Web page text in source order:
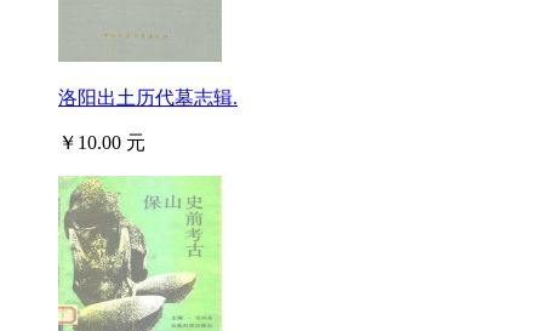
洛阳出土历代墓志辑.
￥10.00 元